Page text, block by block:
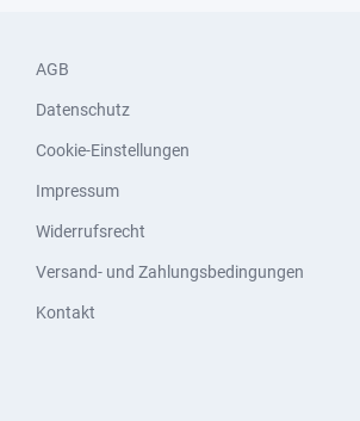
AGB
Datenschutz
Cookie-Einstellungen
Impressum
Widerrufsrecht
Versand- und Zahlungsbedingungen
Kontakt